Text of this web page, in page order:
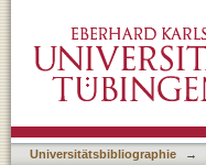
Universitätsbibliographie →